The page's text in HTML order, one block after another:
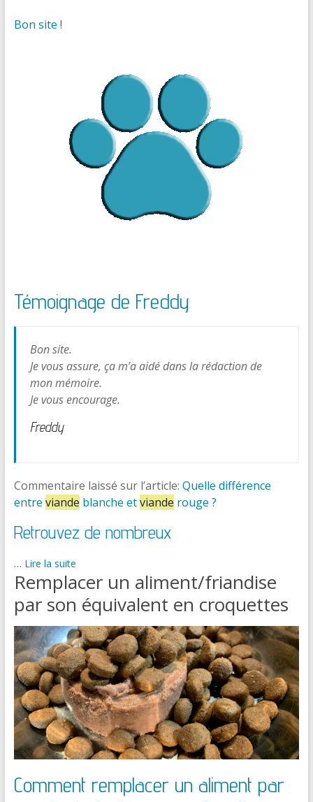
Bon site !
Témoignage de Freddy
Bon site.
Je vous assure, ça m’a aidé dans la rédaction de
mon mémoire.
Je vous encourage.
Freddy
Commentaire laissé sur l’article: Quelle différence
entre viande blanche etviande rouge ?
Retrouvez de nombreux
… Lire la suite
Remplacer un aliment/friandise
par son équivalent en croquettes
Comment remplacer un aliment par